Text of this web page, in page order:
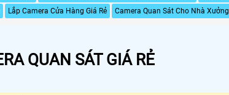
Lắp Camera Cửa Hàng Giá Rẻ Camera Quan Sát Cho Nhà Xưởng
QUAN SÁT GIÁ RẺ